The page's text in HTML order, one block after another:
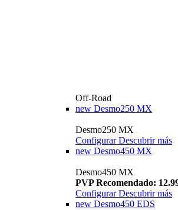
Off-Road
new Desmo250 MX
Desmo250 MX
Configurar Descubrir más
new Desmo450 MX
Desmo450 MX
PVP Recomendado:
Configurar Descubrir más
new Desmo450 EDS